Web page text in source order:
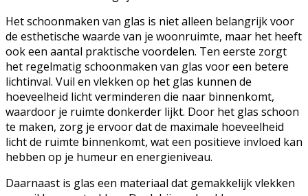
Het schoonmaken van glas is niet alleen belangrijk voor
de esthetische waarde van je woonruimte, maar het heeft
ook een aantal praktische voordelen. Ten eerste zorgt
het regelmatig schoonmaken van glas voor een betere
lichtinval. Vuil en vlekken op het glas kunnen de
hoeveelheid licht verminderen die naar binnenkomt,
waardoor je ruimte donkerder lijkt. Door het glas schoon
te maken, zorg je ervoor dat de maximale hoeveelheid
licht de ruimte binnenkomt, wat een positieve invloed kan
hebben op je humeur en energieniveau.
Daarnaast is glas een materiaal dat gemakkelijk vlekken